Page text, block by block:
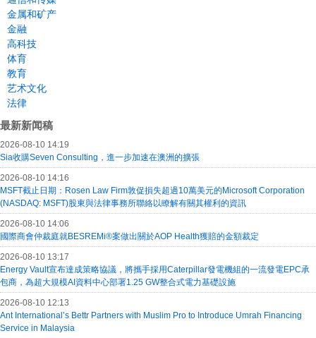
金属和矿产
金融
高科技
体育
教育
艺术文化
法律
最新新闻稿
2026-08-10 14:19
Sia收購Seven Consulting，進一步加速在澳洲的擴張
2026-08-10 14:16
MSFT截止日期：Rosen Law Firm敦促損失超過10萬美元的Microsoft Corporation
(NASDAQ: MSFT)股東與法律事務所聯絡以瞭解有關其權利的資訊
2026-08-10 14:06
國際商會仲裁庭就BESREMi®案做出關於AOP Health獲賠的金額裁定
2026-08-10 13:17
Energy Vault宣布達成策略協議，將攜手採用Caterpillar發電機組的一流發電EPC承
包商，為超大規模AI資料中心部署1.25 GW整合式電力基礎設施
2026-08-10 12:13
Ant International’s Bettr Partners with Muslim Pro to Introduce Umrah Financing
Service in Malaysia